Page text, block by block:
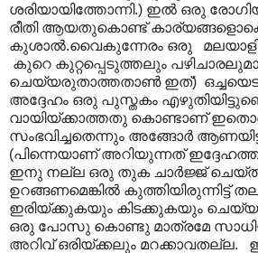
ശരിയായിത്തോന്നി.) ഇൽ ഒരു
രീതി ആയതുകൊണ്ട്
കുശാൽ.വൈകുന്നേരം ഒരു മലയാളി
കുറെ കുറ്റപ്പെടുത്തലും
ചെയ്യരുതാത്തതാൺ ഇത്)
അദ്ദേഹം ഒരു പുസ്തകം
വായിയ്ക്കാത്തതു കൊണ്ടാണ്
സംഭവിച്ചതെന്നും അങ്ങോർ
(പിന്നെയാണ് അറിയുന്നത്
ഇനു നല്ല ഒരു തുക ചാർജ്ജ്
ഉറങ്ങണമെങ്കിൽ കുത്തിയിരുന്നിട്ട്
ഇരിയ്ക്കുകയും കിടക്കുകയും
ഒരു പോസു കൊണ്ടു മാത്രമേ
അറിവ് ഒരിയ്ക്കലും